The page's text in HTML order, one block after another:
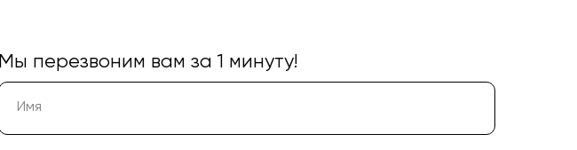
Мы перезвоним вам за 1 минуту!